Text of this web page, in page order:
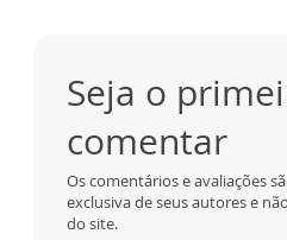
Seja o
comentar
Os comentários e avaliações
exclusiva de seus autores e
do site.